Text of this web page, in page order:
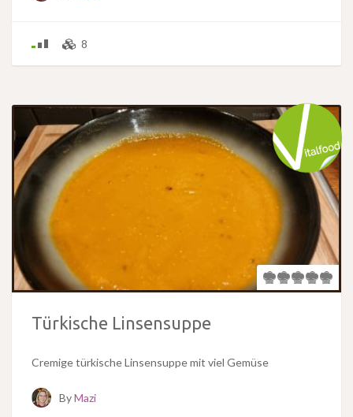
8
Türkische Linsensuppe
Cremige türkische Linsensuppe mit viel Gemüse
ByMazi